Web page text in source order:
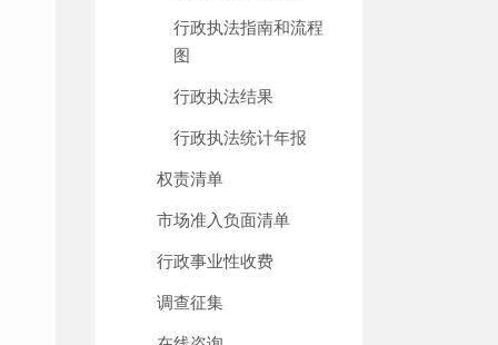
行政执法指南和流程
图
行政执法结果
行政执法统计年报
权责清单
市场准入负面清单
行政事业性收费
调查征集